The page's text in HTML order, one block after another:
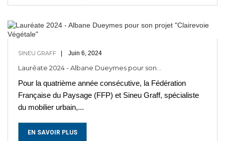
Juin 6, 2024
SINEU GRAFF
Lauréate 2024 - Albane Dueymes pour son...
Pour la quatrième année consécutive, la Fédération
Française du Paysage (FFP) et Sineu Graff, spécialiste
du mobilier urbain,...
EN SAVOIR PLUS